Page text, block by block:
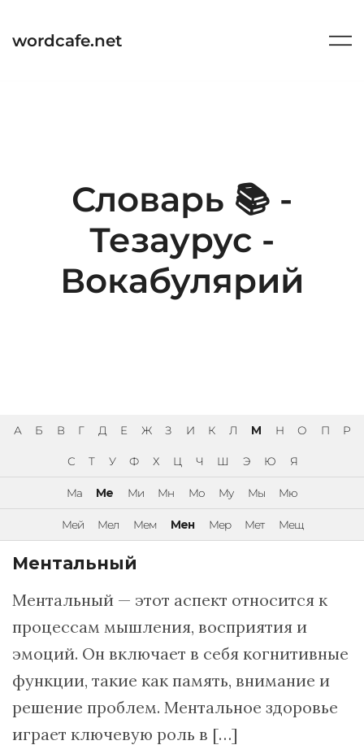
содержимому
wordcafe.net
Словарь 📚 -
Тезаурус -
Вокабулярий
А Б В Г Д Е Ж З И К Л М Н О П Р
С Т У Ф Х Ц Ч Ш Э Ю Я
Ма Ме Ми Мн Мо Му Мы Мю
Мей Мел Мем Мен Мер Мет Мещ
Ментальный
Ментальный — этот аспект относится к
процессам мышления, восприятия и
эмоций. Он включает в себя когнитивные
функции, такие как память, внимание и
решение проблем. Ментальное здоровье
играет ключевую роль в […]